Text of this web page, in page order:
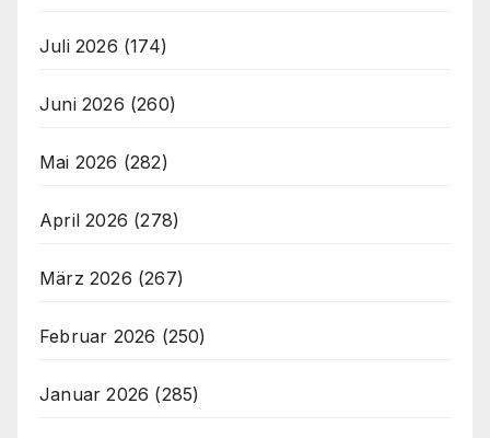
Juli 2026 (174)
Juni 2026 (260)
Mai 2026 (282)
April 2026 (278)
März 2026 (267)
Februar 2026 (250)
Januar 2026 (285)